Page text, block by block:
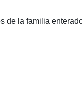
de la familia